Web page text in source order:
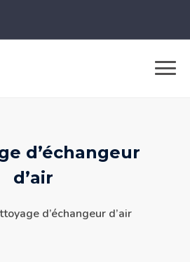
d’échangeur
d’air
d’échangeur d’air